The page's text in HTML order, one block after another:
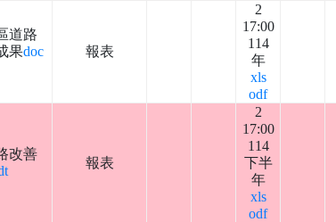
道路
果doc
報表
2
17:00
114
年
xls
odf
改善
報表
2
17:00
114
下半
年
xls
odf